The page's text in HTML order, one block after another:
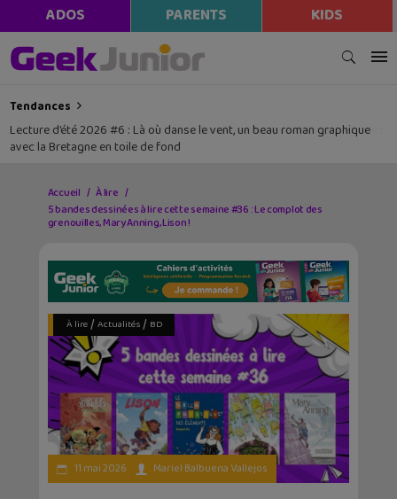
ADOS PARENTS KIDS
Tendances
Lecture d’été 2026 #6 : Là où danse le vent, un beau roman graphique
avec la Bretagne en toile de fond
Accueil
À lire
5 bandes dessinées à lire cette semaine #36 : Le complot des
grenouilles, Mary Anning, Lison !
À lire/ Actualités/ BD
11 mai 2026 Mariel Balbuena Vallejos
modal-check